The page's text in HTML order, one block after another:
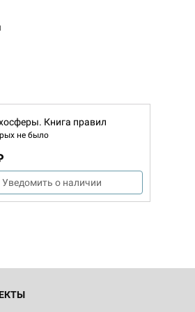
Книга правил
не было
Уведомить о наличии